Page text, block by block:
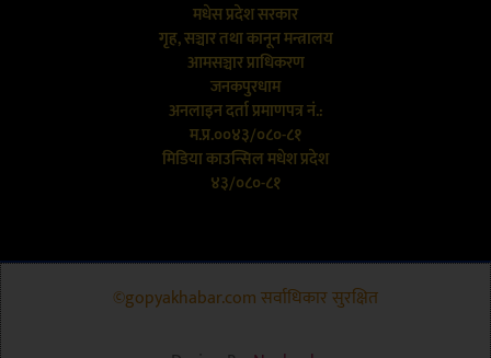
मधेस प्रदेश सरकार
गृह, सञ्चार तथा कानून मन्त्रालय
आमसञ्चार प्राधिकरण
जनकपुरधाम
अनलाइन दर्ता प्रमाणपत्र नं.:
म.प्र.००४३/०८०-८१
मिडिया काउन्सिल मधेश प्रदेश
४३/०८०-८१
©gopyakhabar.com सर्वाधिकार सुरक्षित